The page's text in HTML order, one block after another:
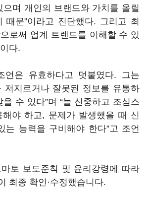
며 개인의 브랜드와 가치를 올릴
때문"이라고 진단했다. 그리고 최
로써 업계 트렌드를 이해할 수 있
다.
언은 유효하다고 덧붙였다. 그는
저지르거나 잘못된 정보를 유통하
수 있다”며 “늘 신중하고 조심스
해야 하고, 문제가 발생했을 때 신
는 능력을 구비해야 한다”고 조언
토 보도준칙 및 윤리강령에 따라
최종 확인·수정했습니다.